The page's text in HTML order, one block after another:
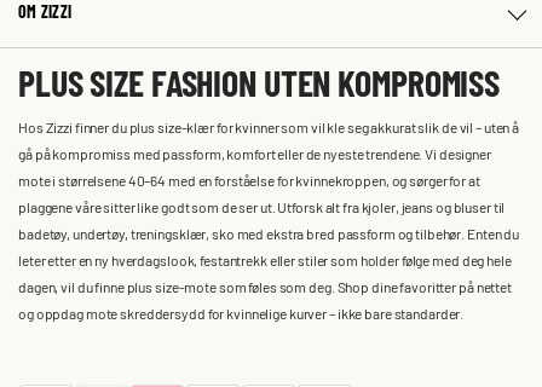
OM ZIZZI
PLUS SIZE FASHION UTEN KOMPROMISS
Hos Zizzi finner du plus size-klær for kvinner som vil kle seg akkurat slik de vil – uten å
gå på kompromiss med passform, komfort eller de nyeste trendene. Vi designer
mote i størrelsene 40–64 med en forståelse for kvinnekroppen, og sørger for at
plaggene våre sitter like godt som de ser ut. Utforsk alt fra kjoler, jeans og bluser til
badetøy, undertøy, treningsklær, sko med ekstra bred passform og tilbehør. Enten du
leter etter en ny hverdagslook, festantrekk eller stiler som holder følge med deg hele
dagen, vil du finne plus size-mote som føles som deg. Shop dine favoritter på nettet
og oppdag mote skreddersydd for kvinnelige kurver – ikke bare standarder.